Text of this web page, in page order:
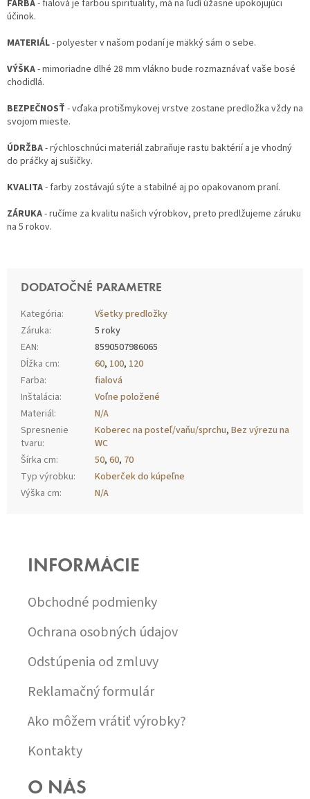
FARBA- fialová je farbou spirituality, má na ľudí úžasne upokojujúci
účinok.
MATERIÁL- polyester v našom podaní je mäkký sám o sebe.
VÝŠKA- mimoriadne dlhé 28 mm vlákno bude rozmaznávať vaše bosé
chodidlá.
BEZPEČNOSŤ - vďaka protišmykovej vrstve zostane predložka vždy na
svojom mieste.
ÚDRŽBA- rýchloschnúci materiál zabraňuje rastu baktérií a je vhodný
do práčky aj sušičky.
KVALITA- farby zostávajú sýte a stabilné aj po opakovanom praní.
ZÁRUKA- ručíme za kvalitu našich výrobkov, preto predlžujeme záruku
na 5 rokov.
DODATOČNÉ PARAMETRE
Kategória:
Všetky predložky
Záruka:
5 roky
EAN:
8590507986065
Dĺžka cm: 60, 100, 120
Farba:
fialová
Inštalácia:
Voľne položené
Materiál:
N/A
Spresnenie
tvaru:
Koberec na posteľ/vaňu/sprchu, Bez výrezu na
WC
Šírka cm: 50, 60, 70
Typ výrobku:
Koberček do kúpeľne
Výška cm:
N/A
INFORMÁCIE
Obchodné podmienky
Ochrana osobných údajov
Odstúpenia od zmluvy
Reklamačný formulár
Ako môžem vrátiť výrobky?
Kontakty
O NÁS